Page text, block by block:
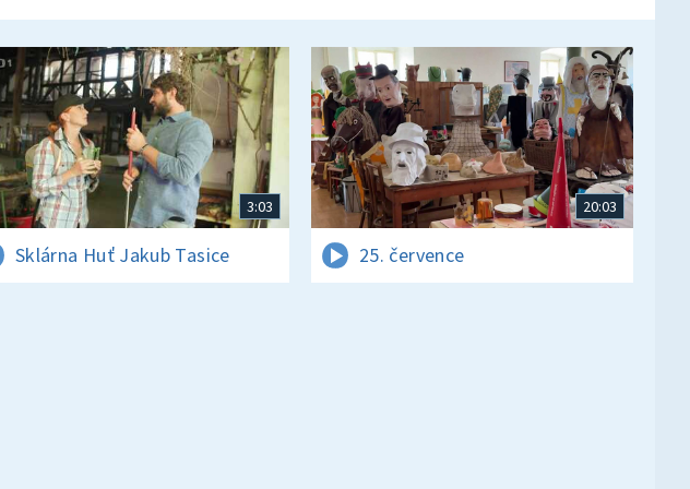
3:03
Sklárna Huť Jakub Tasice
20:03
25. července